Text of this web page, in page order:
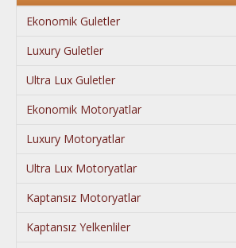
HİZMETLERİMİZ
KİRALIK MOTORYATLAR
KİRALIK YELKENLİ TEKNELER
KİRALIK KATAMARAN YELKENLİLER
İLETİŞİM
Ekonomik Guletler
Luxury Guletler
Ultra Lux Guletler
Ekonomik Motoryatlar
Luxury Motoryatlar
Ultra Lux Motoryatlar
Kaptansız Motoryatlar
Kaptansız Yelkenliler